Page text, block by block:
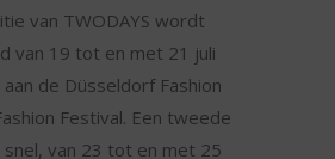
van TWODAYS wordt
van 19 tot en met 21 juli
de Düsseldorf Fashion
Festival. Een tweede
van 23 tot en met 25